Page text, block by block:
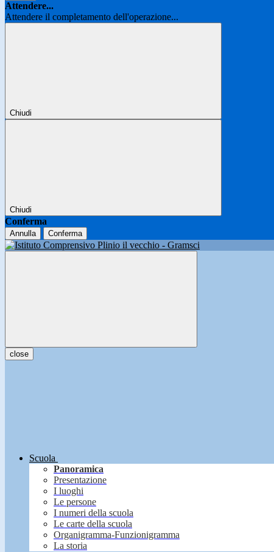
Attendere...
Attendere il completamento dell'operazione...
Chiudi
Chiudi
Conferma
Annulla Conferma
close
Scuola
Panoramica
Presentazione
I luoghi
Le persone
I numeri della scuola
Le carte della scuola
Organigramma-Funzionigramma
La storia